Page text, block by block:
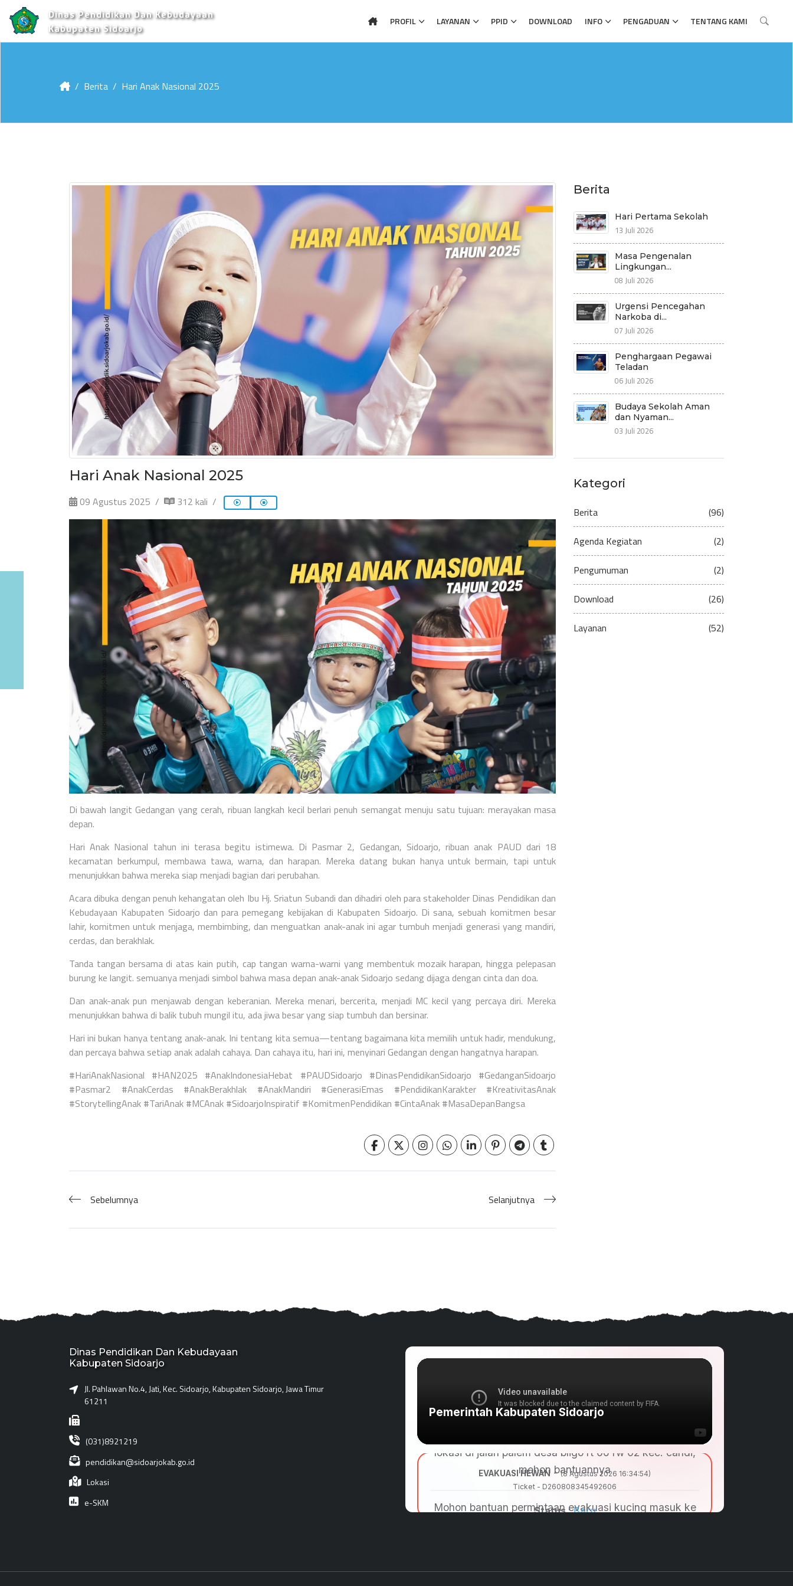
Dinas Pendidikan Dan Kebudayaan
Kabupaten Sidoarjo
PROFIL LAYANAN PPID DOWNLOAD INFO PENGADUAN TENTANG KAMI
Berita Hari Anak Nasional 2025
Hari Anak Nasional 2025
09 Agustus 2025 312 kali
Di bawah langit Gedangan yang cerah, ribuan langkah kecil berlari penuh semangat menuju satu tujuan: merayakan masa
depan.
Hari Anak Nasional tahun ini terasa begitu istimewa. Di Pasmar 2, Gedangan, Sidoarjo, ribuan anak PAUD dari 18
kecamatan berkumpul, membawa tawa, warna, dan harapan. Mereka datang bukan hanya untuk bermain, tapi untuk
menunjukkan bahwa mereka siap menjadi bagian dari perubahan.
Acara dibuka dengan penuh kehangatan oleh Ibu Hj. Sriatun Subandi dan dihadiri oleh para stakeholder Dinas Pendidikan dan
Kebudayaan Kabupaten Sidoarjo dan para pemegang kebijakan di Kabupaten Sidoarjo. Di sana, sebuah komitmen besar
lahir, komitmen untuk menjaga, membimbing, dan menguatkan anak-anak ini agar tumbuh menjadi generasi yang mandiri,
cerdas, dan berakhlak.
Tanda tangan bersama di atas kain putih, cap tangan warna-warni yang membentuk mozaik harapan, hingga pelepasan
burung ke langit. semuanya menjadi simbol bahwa masa depan anak-anak Sidoarjo sedang dijaga dengan cinta dan doa.
Dan anak-anak pun menjawab dengan keberanian. Mereka menari, bercerita, menjadi MC kecil yang percaya diri. Mereka
menunjukkan bahwa di balik tubuh mungil itu, ada jiwa besar yang siap tumbuh dan bersinar.
Hari ini bukan hanya tentang anak-anak. Ini tentang kita semua—tentang bagaimana kita memilih untuk hadir, mendukung,
dan percaya bahwa setiap anak adalah cahaya. Dan cahaya itu, hari ini, menyinari Gedangan dengan hangatnya harapan.
#HariAnakNasional #HAN2025 #AnakIndonesiaHebat #PAUDSidoarjo #DinasPendidikanSidoarjo #GedanganSidoarjo
#Pasmar2 #AnakCerdas #AnakBerakhlak #AnakMandiri #GenerasiEmas #PendidikanKarakter #KreativitasAnak
#StorytellingAnak #TariAnak #MCAnak #SidoarjoInspiratif #KomitmenPendidikan #CintaAnak #MasaDepanBangsa
Sebelumnya Selanjutnya
Berita
Hari Pertama Sekolah
13 Juli 2026
Masa Pengenalan
Lingkungan...
08 Juli 2026
Urgensi Pencegahan
Narkoba di...
07 Juli 2026
Penghargaan Pegawai
Teladan
06 Juli 2026
Budaya Sekolah Aman
dan Nyaman...
03 Juli 2026
Kategori
Berita (96)
Agenda Kegiatan (2)
Pengumuman (2)
Download (26)
Layanan (52)
Dinas Pendidikan Dan Kebudayaan
Kabupaten Sidoarjo
Jl. Pahlawan No.4, Jati, Kec. Sidoarjo, Kabupaten Sidoarjo, Jawa Timur
61211
(031)8921219
pendidikan@sidoarjokab.go.id
Lokasi
e-SKM